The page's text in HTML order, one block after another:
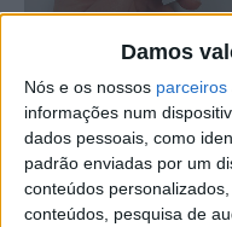
Damos
Nós e os nossos parceiros
informações num
dados pessoais, como
padrão enviadas por um
conteúdos
conteúdos, pesquisa de
Proença-a-Nova
local, promovendo uma
económica,
sustentabilidade.